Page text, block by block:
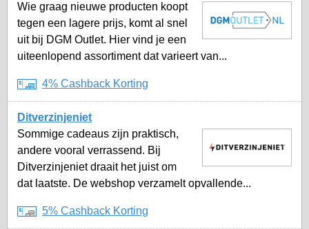
Wie graag nieuwe producten koopt
tegen een lagere prijs, komt al snel
uit bij DGM Outlet. Hier vind je een
uiteenlopend assortiment dat varieert van...
4% Cashback Korting
Ditverzinjeniet
Sommige cadeaus zijn praktisch,
andere vooral verrassend. Bij
Ditverzinjeniet draait het juist om
dat laatste. De webshop verzamelt opvallende...
5% Cashback Korting